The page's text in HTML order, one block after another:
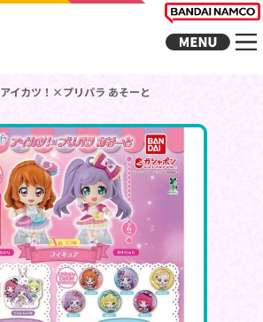
アイカツ！×プリパラ あそーと